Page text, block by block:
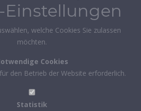
Einstellungen
welche Cookies Sie zulassen
möchten.
Cookies
den Betrieb der Website erforderlich.
Statistik